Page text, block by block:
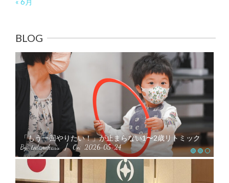
BLOG
「もう一回やりたい！」が止まらない1〜2歳リトミック
By: todamiharu On: 2026-05-24